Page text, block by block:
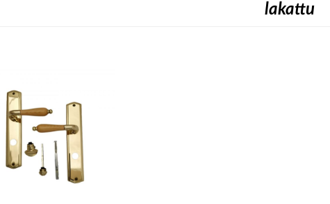
lakattu